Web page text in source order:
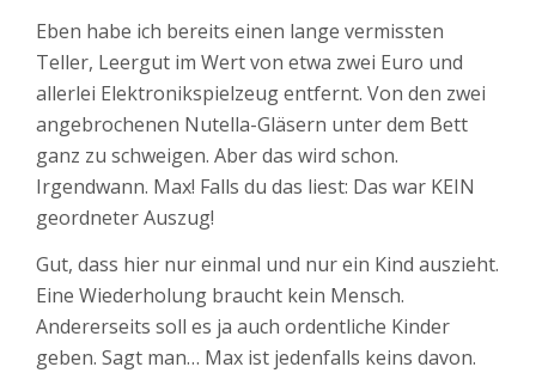
Eben habe ich bereits einen lange vermissten
Teller, Leergut im Wert von etwa zwei Euro und
allerlei Elektronikspielzeug entfernt. Von den zwei
angebrochenen Nutella-Gläsern unter dem Bett
ganz zu schweigen. Aber das wird schon.
Irgendwann. Max! Falls du das liest: Das war KEIN
geordneter Auszug!
Gut, dass hier nur einmal und nur ein Kind auszieht.
Eine Wiederholung braucht kein Mensch.
Andererseits soll es ja auch ordentliche Kinder
geben. Sagt man… Max ist jedenfalls keins davon.